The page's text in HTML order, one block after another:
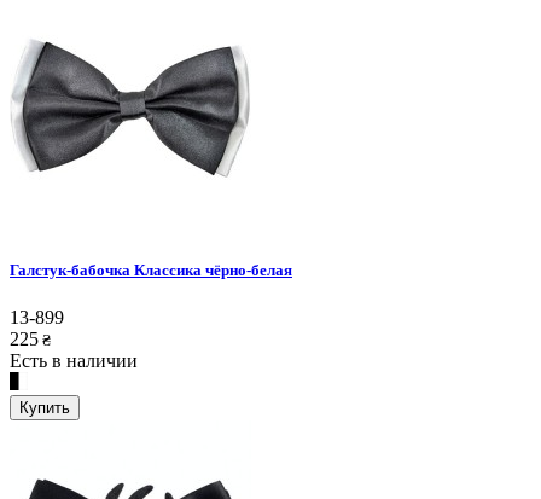
Галстук-бабочка Классика чёрно-белая
13-899
225 ₴
Есть в наличии
Купить